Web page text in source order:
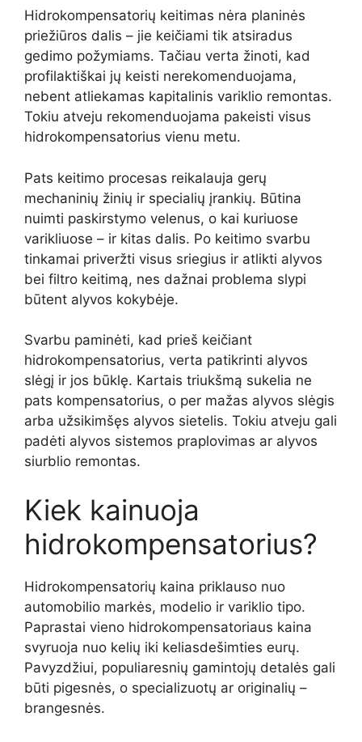
Hidrokompensatorių keitimas nėra planinės
priežiūros dalis – jie keičiami tik atsiradus
gedimo požymiams. Tačiau verta žinoti, kad
profilaktiškai jų keisti nerekomenduojama,
nebent atliekamas kapitalinis variklio remontas.
Tokiu atveju rekomenduojama pakeisti visus
hidrokompensatorius vienu metu.
Pats keitimo procesas reikalauja gerų
mechaninių žinių ir specialių įrankių. Būtina
nuimti paskirstymo velenus, o kai kuriuose
varikliuose – ir kitas dalis. Po keitimo svarbu
tinkamai priveržti visus sriegius ir atlikti alyvos
bei filtro keitimą, nes dažnai problema slypi
būtent alyvos kokybėje.
Svarbu paminėti, kad prieš keičiant
hidrokompensatorius, verta patikrinti alyvos
slėgį ir jos būklę. Kartais triukšmą sukelia ne
pats kompensatorius, o per mažas alyvos slėgis
arba užsikimšęs alyvos sietelis. Tokiu atveju gali
padėti alyvos sistemos praplovimas ar alyvos
siurblio remontas.
Kiek kainuoja
hidrokompensatorius?
Hidrokompensatorių kaina priklauso nuo
automobilio markės, modelio ir variklio tipo.
Paprastai vieno hidrokompensatoriaus kaina
svyruoja nuo kelių iki keliasdešimties eurų.
Pavyzdžiui, populiaresnių gamintojų detalės gali
būti pigesnės, o specializuotų ar originalių –
brangesnės.